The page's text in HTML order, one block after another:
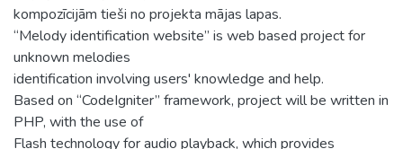
kompozīcijām tieši no projekta mājas lapas.
“Melody identification website” is web based project for
unknown melodies
identification involving users' knowledge and help.
Based on “CodeIgniter” framework, project will be written in
PHP, with the use of
Flash technology for audio playback, which provides